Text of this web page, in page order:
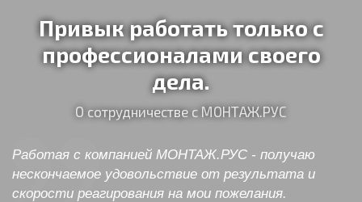
Привык работать только с
профессионалами своего
дела.
О сотрудничестве с МОНТАЖ.РУС
Работая с компанией МОНТАЖ.РУС - получаю
нескончаемое удовольствие от результата и
скорости реагирования на мои пожелания.